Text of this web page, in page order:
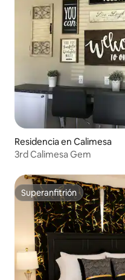
Residencia en Calimesa
3rd Calimesa Gem
Superanfitrión
Superanfitrión